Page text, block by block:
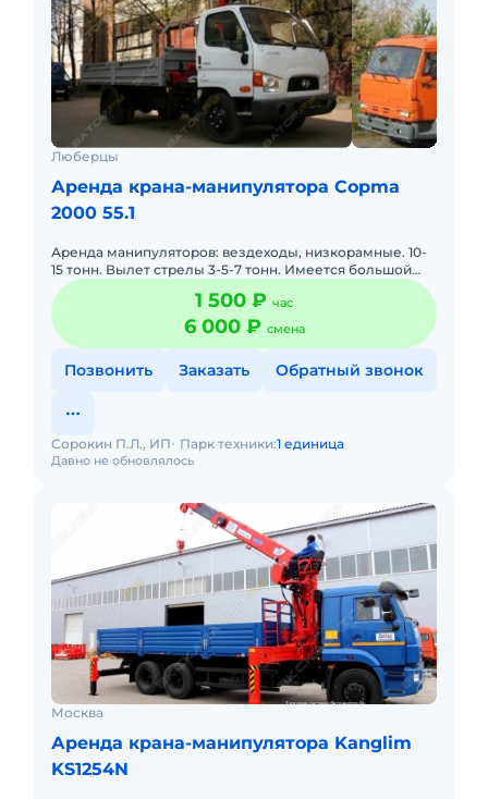
Люберцы
Аренда крана-манипулятора Copma
2000 55.1
Аренда манипуляторов: вездеходы, низкорамные. 10-
15 тонн. Вылет стрелы 3-5-7 тонн. Имеется большой
выбор спецтехники: длинномеры, автокраны 14-32
тонны.
1 500 ₽ час
6 000 ₽ смена
Позвонить Заказать Обратный звонок
Давно не обновлялось
Сорокин П.Л., ИП Парк техники:1 единица
Москва
Аренда крана-манипулятора Kanglim
KS1254N